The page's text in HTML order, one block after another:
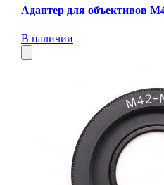
Адаптер для объективов
В наличии